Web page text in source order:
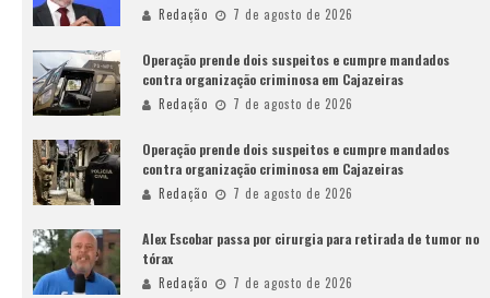
Redação 7 de agosto de 2026
Operação prende dois suspeitos e cumpre mandados
contra organização criminosa em Cajazeiras
Redação 7 de agosto de 2026
Operação prende dois suspeitos e cumpre mandados
contra organização criminosa em Cajazeiras
Redação 7 de agosto de 2026
Alex Escobar passa por cirurgia para retirada de tumor no
tórax
Redação 7 de agosto de 2026